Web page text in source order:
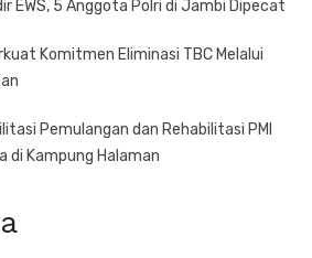
EWS, 5 Anggota Polri di Jambi Dipecat
Komitmen Eliminasi TBC Melalui
Pemulangan dan Rehabilitasi PMI
di Kampung Halaman